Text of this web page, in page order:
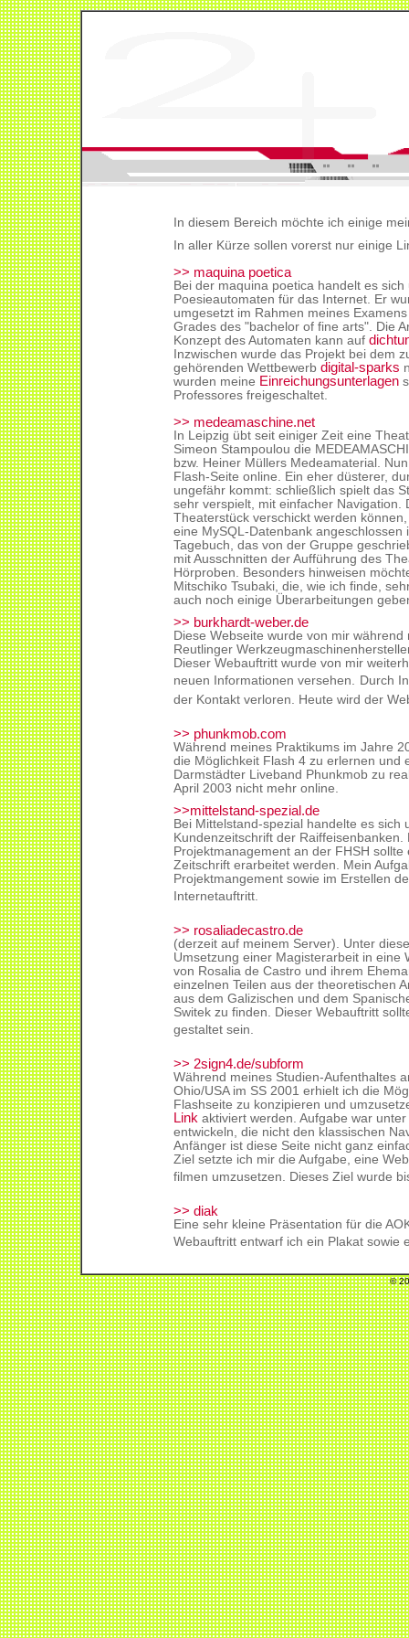
In diesem Bereich möchte ich einige
In aller Kürze sollen vorerst nur einige
>> maquina poetica
Bei der maquina poetica handelt es
Poesieautomaten für das Internet. Er
umgesetzt im Rahmen meines
Grades des "bachelor of fine arts". Die
Konzept des Automaten kann auf
Inzwischen wurde das Projekt bei dem
gehörenden Wettbewerb digital-sparks
wurden meine Einreichungsunterlagen
Professores freigeschaltet.
>> medeamaschine.net
In Leipzig übt seit einiger Zeit eine
Simeon Stampoulou die
bzw. Heiner Müllers Medeamaterial.
Flash-Seite online. Ein eher düsterer,
ungefähr kommt: schließlich spielt das
sehr verspielt, mit einfacher Navigation.
Theaterstück verschickt werden
eine MySQL-Datenbank
Tagebuch, das von der Gruppe
mit Ausschnitten der Aufführung des
Hörproben. Besonders hinweisen
Mitschiko Tsubaki, die, wie ich finde,
auch noch einige Überarbeitungen
>> burkhardt-weber.de
Diese Webseite wurde von mir
Reutlinger
Dieser Webauftritt wurde von mir
neuen Informationen versehen. Durch
der Kontakt verloren. Heute wird der
>> phunkmob.com
Während meines Praktikums im Jahre
die Möglichkeit Flash 4 zu erlernen und
Darmstädter Liveband Phunkmob zu
April 2003 nicht mehr online.
>>mittelstand-spezial.de
Bei Mittelstand-spezial handelte es sich
Kundenzeitschrift der
Projektmanagement an der FHSH
Zeitschrift erarbeitet werden. Mein
Projektmangement sowie im Erstellen
Internetauftritt.
>> rosaliadecastro.de
(derzeit auf meinem Server). Unter
Umsetzung einer Magisterarbeit in eine
von Rosalia de Castro und ihrem
einzelnen Teilen aus der theoretischen
aus dem Galizischen und dem
Switek zu finden. Dieser Webauftritt
gestaltet sein.
>> 2sign4.de/subform
Während meines Studien-Aufenthaltes
Ohio/USA im SS 2001 erhielt ich die
Flashseite zu konzipieren und
Linkaktiviert werden. Aufgabe war
entwickeln, die nicht den klassischen
Anfänger ist diese Seite nicht ganz
Ziel setzte ich mir die Aufgabe, eine
filmen umzusetzen. Dieses Ziel wurde
>> diak
Eine sehr kleine Präsentation für die
Webauftritt entwarf ich ein Plakat sowie
©